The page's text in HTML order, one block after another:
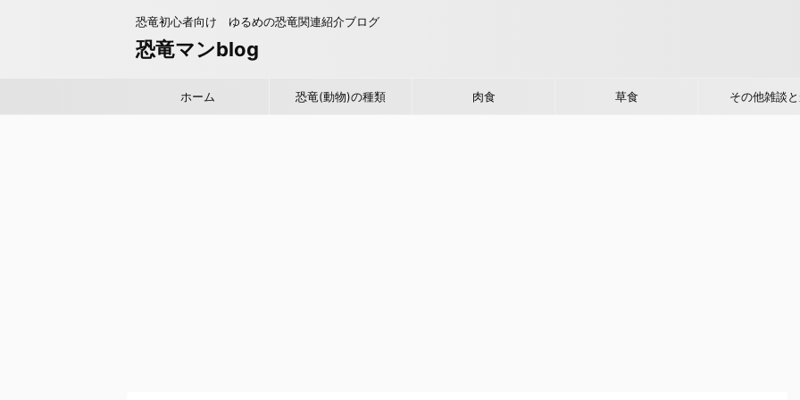
恐竜初心者向け ゆるめの恐竜関連紹介ブログ
恐竜マンblog
ホーム 恐竜(動物)の種類 肉食 草食 その他雑談